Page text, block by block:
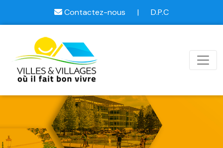
Contactez-nous | D.P.C